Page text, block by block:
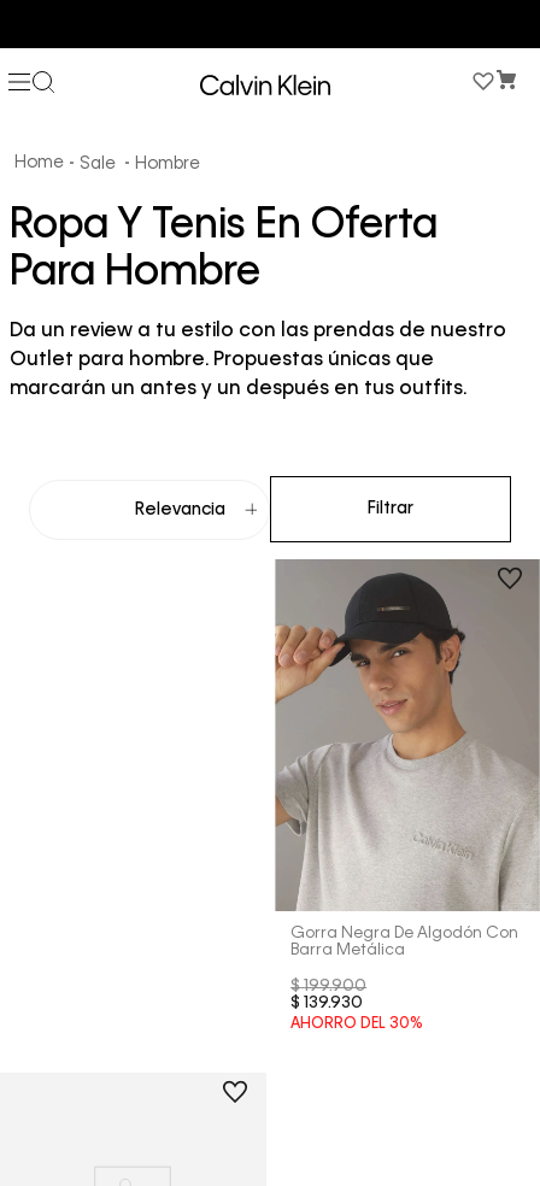
Sale Hombre
Ropa Y Tenis En Oferta
Para Hombre
Da un review a tu estilo con las prendas de nuestro
Outlet para hombre. Propuestas únicas que
marcarán un antes y un después en tus outfits.
Relevancia Filtrar
Gorra Negra De Algodón Con
Barra Metálica
$ 199.900
$ 139.930
AHORRO DEL30%